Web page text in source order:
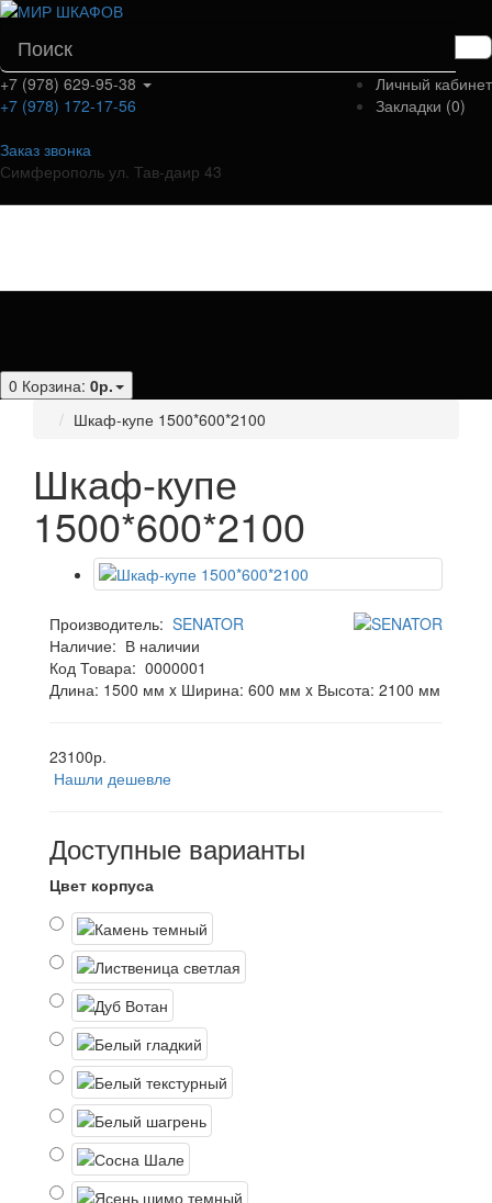
Личный кабинет
Закладки (0)
+7 (978) 629-95-38
+7 (978) 172-17-56
Заказ звонка
Симферополь ул. Тав-даир 43
0 Корзина: 0р.
Шкаф-купе 1500*600*2100
Шкаф-купе
1500*600*2100
Производитель: SENATOR
Наличие: В наличии
Код Товара: 0000001
Длина: 1500 мм x Ширина: 600 мм x Высота: 2100 мм
23100р.
Нашли дешевле
Доступные варианты
Цвет корпуса